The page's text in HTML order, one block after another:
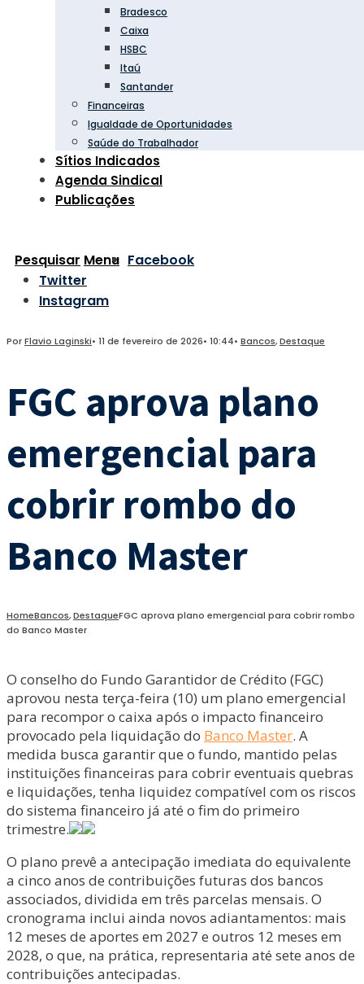
Bradesco
Caixa
HSBC
Itaú
Santander
Financeiras
Igualdade de Oportunidades
Saúde do Trabalhador
Sítios Indicados
Agenda Sindical
Publicações
Pesquisar Menu Facebook
Twitter
Instagram
PorFlavio Laginski• 11 de fevereiro de 2026• 10:44• Bancos,Destaque
FGC aprova plano
emergencial para
cobrir rombo do
Banco Master
HomeBancos,DestaqueFGC aprova plano emergencial para cobrir rombo
do Banco Master
O conselho do Fundo Garantidor de Crédito (FGC)
aprovou nesta terça-feira (10) um plano emergencial
para recompor o caixa após o impacto financeiro
provocado pela liquidação do Banco Master. A
medida busca garantir que o fundo, mantido pelas
instituições financeiras para cobrir eventuais quebras
e liquidações, tenha liquidez compatível com os riscos
do sistema financeiro já até o fim do primeiro
trimestre.
O plano prevê a antecipação imediata do equivalente
a cinco anos de contribuições futuras dos bancos
associados, dividida em três parcelas mensais. O
cronograma inclui ainda novos adiantamentos: mais
12 meses de aportes em 2027 e outros 12 meses em
2028, o que, na prática, representaria até sete anos de
contribuições antecipadas.